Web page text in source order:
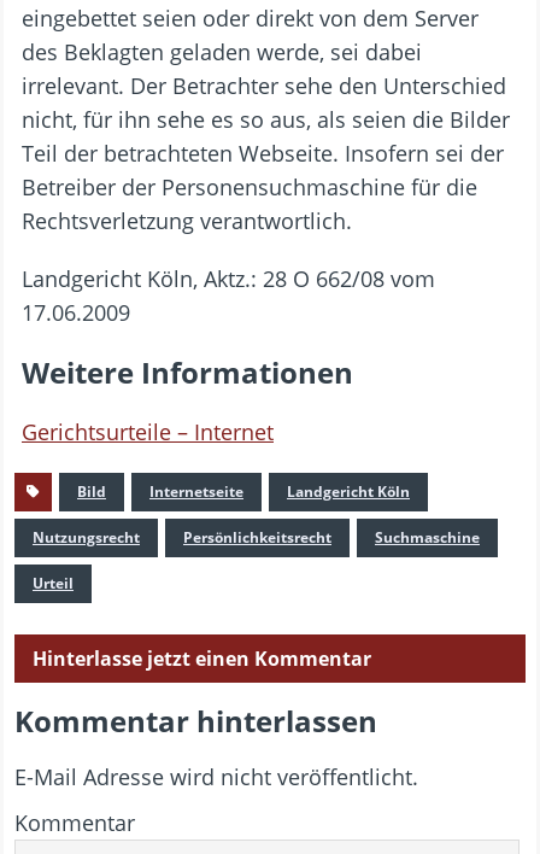
eingebettet seien oder direkt von dem Server
des Beklagten geladen werde, sei dabei
irrelevant. Der Betrachter sehe den Unterschied
nicht, für ihn sehe es so aus, als seien die Bilder
Teil der betrachteten Webseite. Insofern sei der
Betreiber der Personensuchmaschine für die
Rechtsverletzung verantwortlich.
Landgericht Köln, Aktz.: 28 O 662/08 vom
17.06.2009
Weitere Informationen
Gerichtsurteile – Internet
Bild Internetseite Landgericht Köln
Nutzungsrecht Persönlichkeitsrecht Suchmaschine
Urteil
Hinterlasse jetzt einen Kommentar
Kommentar hinterlassen
E-Mail Adresse wird nicht veröffentlicht.
Kommentar